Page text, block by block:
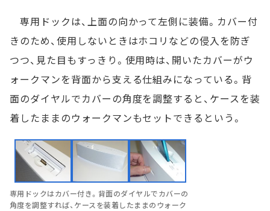
専用ドックは、上面の向かって左側に装備。カバー付
きのため、使用しないときはホコリなどの侵入を防ぎ
つつ、見た目もすっきり。使用時は、開いたカバーがウ
ォークマンを背面から支える仕組みになっている。背
面のダイヤルでカバーの角度を調整すると、ケースを装
着したままのウォークマンもセットできるという。
専用ドックはカバー付き。背面のダイヤルでカバーの
角度を調整すれば、ケースを装着したままのウォーク